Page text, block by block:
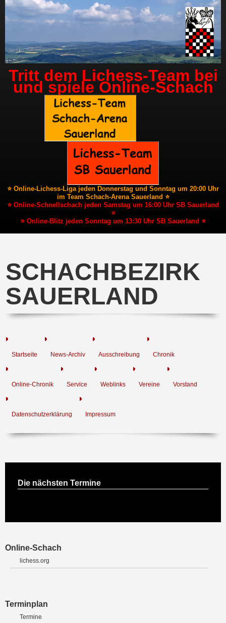
Tritt dem Lichess-Team bei
und spiele Online-Schach
⭐ Online-Lichess-Liga jeden Donnerstag und Sonntag um 20:00 Uhr
im Team Schach-Arena Sauerland ⭐
⭐ Online-Schnellschach jeden Samstag um 16:00 Uhr SB Sauerland
⭐
⭐ Online-Blitz jeden Sonntag um 13:30 Uhr SB Sauerland ⭐
SCHACHBEZIRK
SAUERLAND
Startseite News-Archiv Ausschreibung Chronik
Online-Chronik Service Weblinks Vereine Vorstand
Datenschutzerklärung Impressum
Die nächsten Termine
Online-Schach
lichess.org
Terminplan
Termine